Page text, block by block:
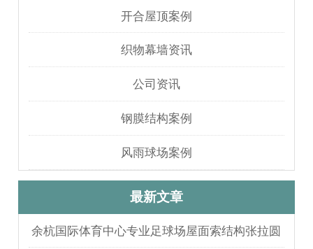
开合屋顶案例
织物幕墙资讯
公司资讯
钢膜结构案例
风雨球场案例
最新文章
余杭国际体育中心专业足球场屋面索结构张拉圆